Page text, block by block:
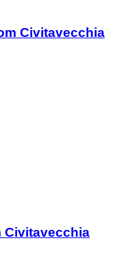
Civitavecchia
Civitavecchia